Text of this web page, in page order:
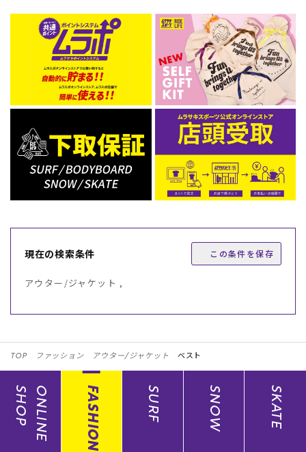
現在の検索条件 この条件を保存
アウター/ジャケット ,
TOP ファッション アウター/ジャケット ベスト
ONLINE
SHOP FASHION SURF SNOW SKATE